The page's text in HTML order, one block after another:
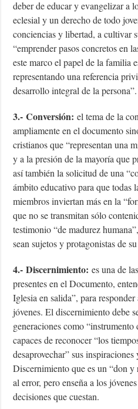
deber de educar y evangelizar a
eclesial y un derecho de todo
conciencias y libertad, a cultivar
“emprender pasos concretos en
este marco el papel de la familia
representando una referencia
desarrollo integral de la persona”.
3.- Conversión: el tema de la
ampliamente en el documento
cristianos que “representan una
y a la presión de la mayoría que
así también la solicitud de una
ámbito educativo para que todas
miembros inviertan más en la
que no se transmitan sólo
testimonio “de madurez
sean sujetos y protagonistas de
4.- Discernimiento: es una de
presentes en el Documento,
Iglesia en salida”, para
jóvenes. El discernimiento debe
generaciones como “instrumento
capaces de reconocer “los
desaprovechar” sus
Discernimiento que es un “don
al error, pero enseña a los
decisiones que cuestan.